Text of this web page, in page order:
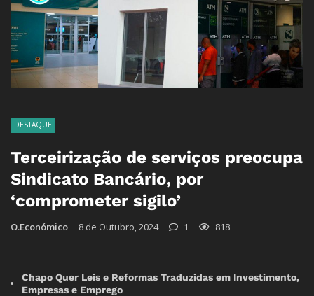
DESTAQUE
Terceirização de serviços preocupa
Sindicato Bancário, por
‘comprometer sigilo’
O.Económico 8 de Outubro, 2024 1 818
Chapo Quer Leis e Reformas Traduzidas em Investimento,
Empresas e Emprego